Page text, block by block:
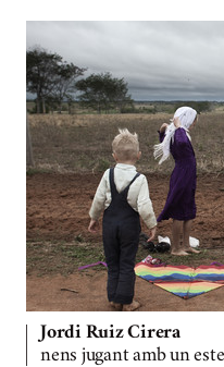
Jordi Ruiz Cirera
nens jugant amb un